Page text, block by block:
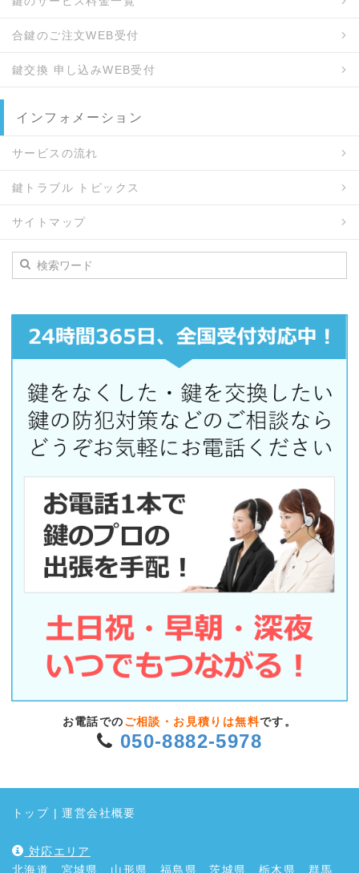
合鍵のご注文WEB受付
鍵交換 申し込みWEB受付
インフォメーション
サービスの流れ
鍵トラブル トピックス
サイトマップ
お電話での ご相談・お見積りは無料です。
050-8882-5978
トップ |運営会社概要
対応エリア
北海道、宮城県、山形県、福島県、茨城県、栃木県、群馬